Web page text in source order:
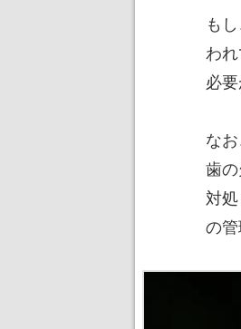
も
わ
必
な
歯
対
の